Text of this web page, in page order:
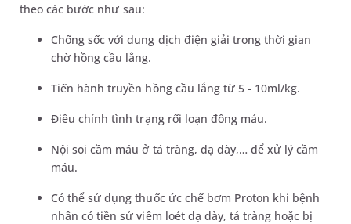
theo các bước như sau:
Chống sốc với dung dịch điện giải trong thời gian
chờ hồng cầu lắng.
Tiến hành truyền hồng cầu lắng từ 5 - 10ml/kg.
Điều chỉnh tình trạng rối loạn đông máu.
Nội soi cầm máu ở tá tràng, dạ dày,… để xử lý cầm
máu.
Có thể sử dụng thuốc ức chế bơm Proton khi bệnh
nhân có tiền sử viêm loét dạ dày, tá tràng hoặc bị